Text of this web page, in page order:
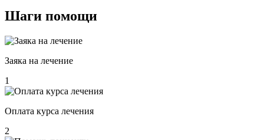
Шаги помощи
Заяка на лечение
1
Оплата курса лечения
2